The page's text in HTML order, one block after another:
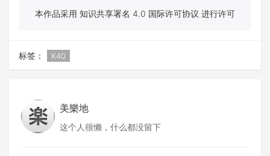
本作品采用 知识共享署名 4.0 国际许可协议 进行许可
标签： K40
美樂地
这个人很懒，什么都没留下